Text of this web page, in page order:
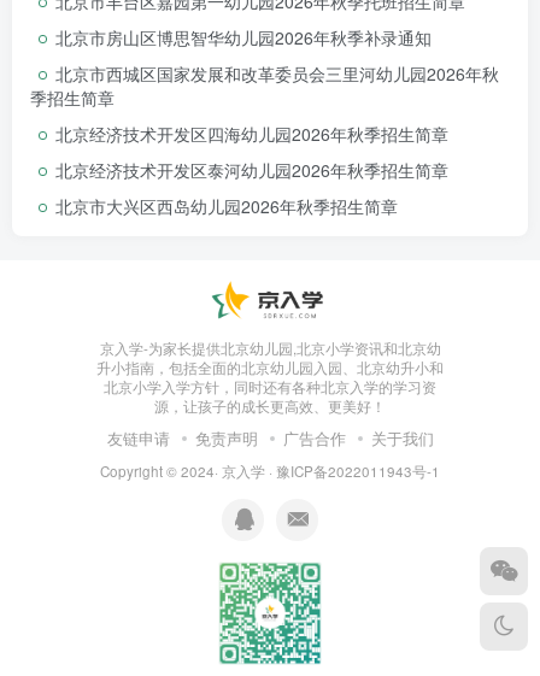
五、温馨提示
1.此次摸底调研非招生报名，2025年
通知或本园官方微信公众号。
2.咨询电话：8935 1128转8018、8016
185 0117 6978
工作日 上午8：30-11:30 下午
4.每名幼儿调研信息提交一次即可，请
北京市房山区博思智华幼儿园2026年秋季补录通知
北京市西城区国家发展和改革委员会三里河幼儿园2026年秋
季招生简章
北京经济技术开发区四海幼儿园2026年秋季招生简章
北京经济技术开发区泰河幼儿园2026年秋季招生简章
北京市大兴区西岛幼儿园2026年秋季招生简章
京入学-为家长提供北京幼儿园,北京小学资讯和北京幼
升小指南，包括全面的北京幼儿园入园、北京幼升小和
北京小学入学方针，同时还有各种北京入学的学习资
源，让孩子的成长更高效、更美好！
友链申请 免责声明 广告合作 关于我们
Copyright © 2024· 京入学 · 豫ICP备2022011943号-1